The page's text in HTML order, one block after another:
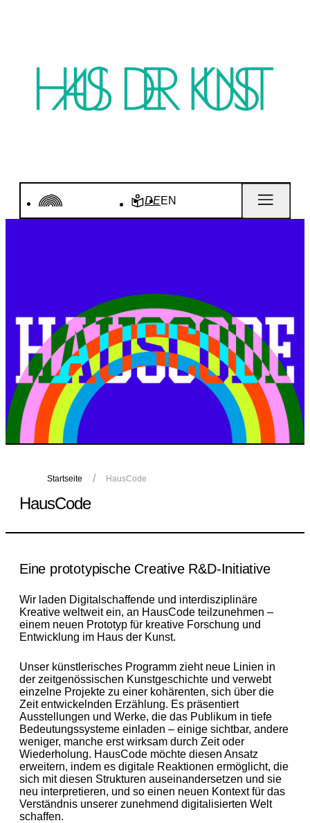
DEEN
Startseite HausCode
HausCode
Eine prototypische Creative R&D-Initiative
Wir laden Digitalschaffende und interdisziplinäre
Kreative weltweit ein, an HausCode teilzunehmen –
einem neuen Prototyp für kreative Forschung und
Entwicklung im Haus der Kunst.
Unser künstlerisches Programm zieht neue Linien in
der zeitgenössischen Kunstgeschichte und verwebt
einzelne Projekte zu einer kohärenten, sich über die
Zeit entwickelnden Erzählung. Es präsentiert
Ausstellungen und Werke, die das Publikum in tiefe
Bedeutungssysteme einladen – einige sichtbar, andere
weniger, manche erst wirksam durch Zeit oder
Wiederholung. HausCode möchte diesen Ansatz
erweitern, indem es digitale Reaktionen ermöglicht, die
sich mit diesen Strukturen auseinandersetzen und sie
neu interpretieren, und so einen neuen Kontext für das
Verständnis unserer zunehmend digitalisierten Welt
schaffen.